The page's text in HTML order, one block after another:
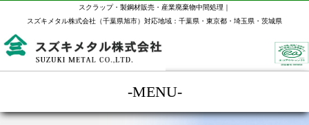
スクラップ・製鋼材販売・産業廃棄物中間処理｜
スズキメタル株式会社（千葉県旭市）対応地域：千葉県・東京都・埼玉県・茨城県
-MENU-